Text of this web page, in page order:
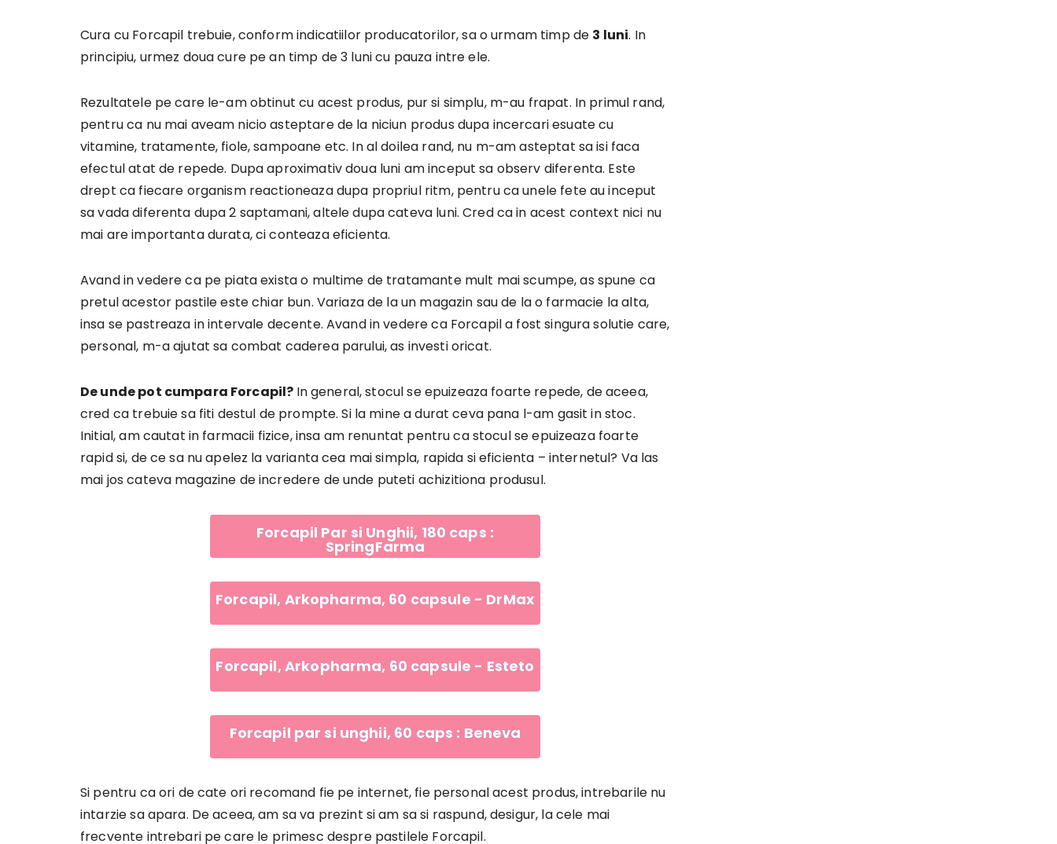
Cura cu Forcapil trebuie, conform indicatiilor producatorilor, sa o urmam timp de 3 luni. In
principiu, urmez doua cure pe an timp de 3 luni cu pauza intre ele.
Rezultatele pe care le-am obtinut cu acest produs, pur si simplu, m-au frapat. In primul rand,
pentru ca nu mai aveam nicio asteptare de la niciun produs dupa incercari esuate cu
vitamine, tratamente, fiole, sampoane etc. In al doilea rand, nu m-am asteptat sa isi faca
efectul atat de repede. Dupa aproximativ doua luni am inceput sa observ diferenta. Este
drept ca fiecare organism reactioneaza dupa propriul ritm, pentru ca unele fete au inceput
sa vada diferenta dupa 2 saptamani, altele dupa cateva luni. Cred ca in acest context nici nu
mai are importanta durata, ci conteaza eficienta.
Avand in vedere ca pe piata exista o multime de tratamante mult mai scumpe, as spune ca
pretul acestor pastile este chiar bun. Variaza de la un magazin sau de la o farmacie la alta,
insa se pastreaza in intervale decente. Avand in vedere ca Forcapil a fost singura solutie care,
personal, m-a ajutat sa combat caderea parului, as investi oricat.
De unde pot cumpara Forcapil? In general, stocul se epuizeaza foarte repede, de aceea,
cred ca trebuie sa fiti destul de prompte. Si la mine a durat ceva pana l-am gasit in stoc.
Initial, am cautat in farmacii fizice, insa am renuntat pentru ca stocul se epuizeaza foarte
rapid si, de ce sa nu apelez la varianta cea mai simpla, rapida si eficienta – internetul? Va las
mai jos cateva magazine de incredere de unde puteti achizitiona produsul.
Forcapil Par si Unghii, 180 caps :
SpringFarma
Forcapil, Arkopharma, 60 capsule - DrMax
Forcapil, Arkopharma, 60 capsule - Esteto
Forcapil par si unghii, 60 caps : Beneva
Si pentru ca ori de cate ori recomand fie pe internet, fie personal acest produs, intrebarile nu
intarzie sa apara. De aceea, am sa va prezint si am sa si raspund, desigur, la cele mai
frecvente intrebari pe care le primesc despre pastilele Forcapil.